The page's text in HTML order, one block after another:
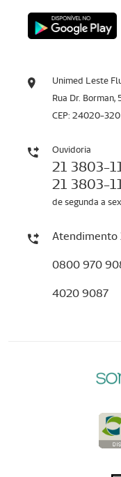
Unimed Leste
Rua Dr. Borman,
CEP: 24020-320
Ouvidoria
21 3803-
21 3803-
de segunda a
Atendimento
0800 970
4020 9087